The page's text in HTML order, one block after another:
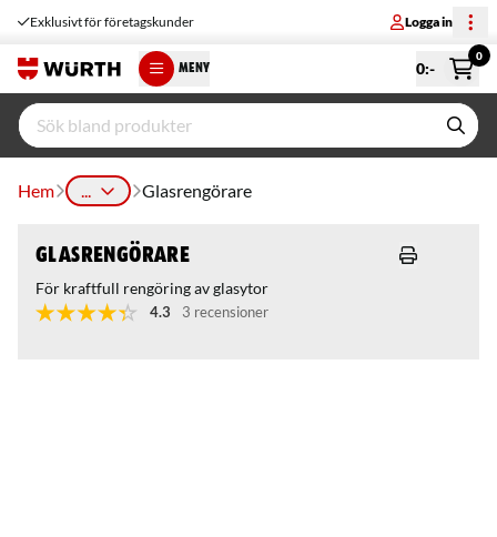
Exklusivt för företagskunder Logga in
MENY 0:-
0
Hem ... Glasrengörare
Glasrengörare
För kraftfull rengöring av glasytor
4.3 3 recensioner